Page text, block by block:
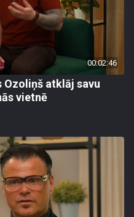
00:02:46
atklāj savu
vietnē